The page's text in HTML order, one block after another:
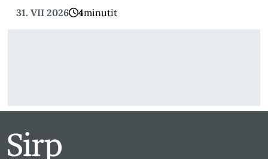
31. VII 2026 4minutit